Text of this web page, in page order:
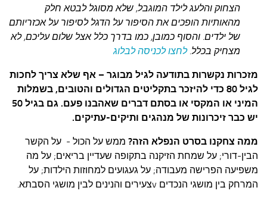
הצחוק והלעג לילד המוגבל, שלא מסוגל לבטא חלק
מהאותיות הופכים את הסיפור על הדגל לסיפור על אכזריותם
של ילדים. והסוף כמובן, כמו בדרך כלל אצל שלום עליכם, לא
מצחיק בכלל.לחצו לכניסה לבלוג
מזכרות נקשרות בתודעה לגיל מבוגר – אף שלא צריך לחכות
לגיל 80 כדי להיזכר בתקליטים הגדולים והטובים, בשמלות
המיני או המקסי או בסתם דברים שאהבנו פעם. גם בגיל 50
יש כבר זיכרונות של מנהגים ותיקים-עתיקים.
ממה צחקנו בסרט הנפלא הזה? ממש על הכול - על הקשר
הבין-דורי; על שמחת הזיקנה בתקופה שעדיין בריאים; על מה
משפיעה הפרישה מעבודה; על געגועים למחוזות הילדות; על
המרחק בין מושגי הנכדים vצעירים והנינים לבין מושגי הסבתא.